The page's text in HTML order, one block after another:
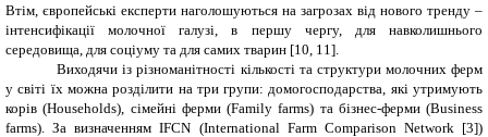
Втім, європейські експерти наголошуються на загрозах від нового тренду –
інтенсифікації молочної галузі, в першу чергу, для навколишнього
середовища, для соціуму та для самих тварин [10, 11].
Виходячи із різноманітності кількості та структури молочних ферм
у світі їх можна розділити на три групи: домогосподарства, які утримують
корів (Households), сімейні ферми (Family farms) та бізнес-ферми (Business
farms). За визначенням IFCN (International Farm Comparison Network [3])